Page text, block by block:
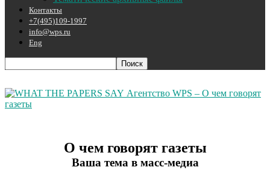
Контакты
+7(495)109-1997
info@wps.ru
Eng
Агентство WPS – О чем говорят
газеты
О чем говорят газеты
Ваша тема в масс-медиа